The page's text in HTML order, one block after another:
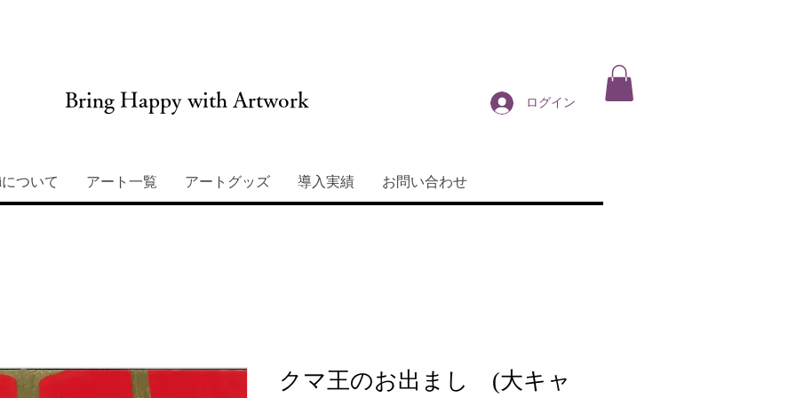
Bring Happy with Artwork ログイン
について アート一覧 アートグッズ 導入実績 お問い合わせ
クマ王のお出まし (大キャ